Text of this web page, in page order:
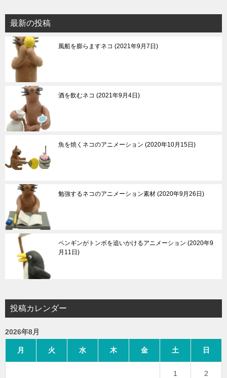
最新の投稿
風船を膨らますネコ 2021年9月7日
酒を飲むネコ 2021年9月4日
魚を焼くネコのアニメーション 2020年10月15日
勉強するネコのアニメーション素材 2020年9月26日
ペンギンがトンボを追いかけるアニメーション 2020年9
月11日
投稿カレンダー
2026年8月
月 火 水 木 金 土 日
1 2